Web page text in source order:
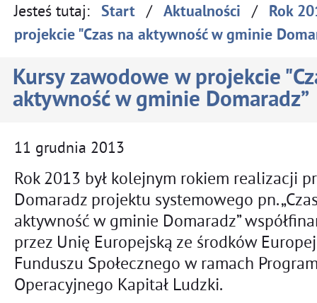
Jesteś tutaj: Start / Aktualności / Rok
projekcie "Czas na aktywność w gminie
Kursy zawodowe w projekcie
aktywność w gminie Domaradz”
11 grudnia 2013
Rok 2013 był kolejnym rokiem realizacji
Domaradz projektu systemowego pn.
aktywność w gminie Domaradz”
przez Unię Europejską ze środków
Funduszu Społecznego w ramach
Operacyjnego Kapitał Ludzki.